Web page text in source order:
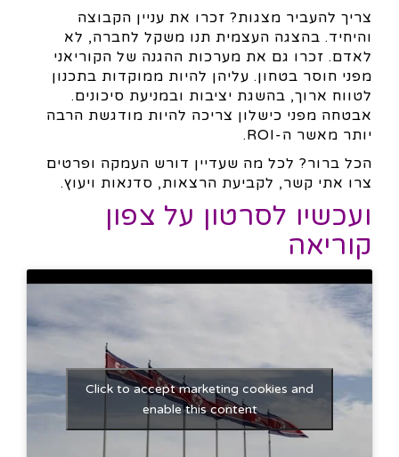
צריך להעביר מצגות? זכרו את עניין הקבוצה
והיחיד. בהצגה העצמית תנו משקל לחברה, לא
לאדם. זכרו גם את מערכות ההגנה של הקוריאני
מפני חוסר בטחון. עליהן להיות ממוקדות בתכנון
לטווח ארוך, בהשגת יציבות ובמניעת סיכונים.
אבטחה מפני כישלון צריכה להיות מודגשת הרבה
יותר מאשר ה-ROI.
הכל ברור? לכל מה שעדיין דורש העמקה ופרטים
צרו אתי קשר, לקביעת הרצאות, סדנאות ויעוץ.
ועכשיו לסרטון על צפון
קוריאה
Click to accept marketing cookies and
enable this content